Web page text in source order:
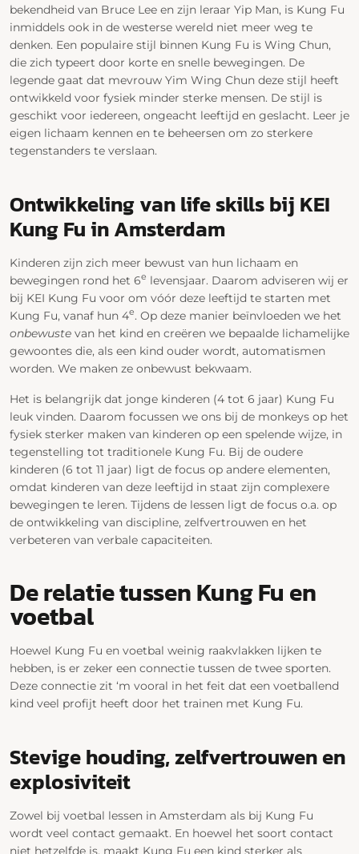
bekendheid van Bruce Lee en zijn leraar Yip Man, is Kung Fu
inmiddels ook in de westerse wereld niet meer weg te
denken. Een populaire stijl binnen Kung Fu is Wing Chun,
die zich typeert door korte en snelle bewegingen. De
legende gaat dat mevrouw Yim Wing Chun deze stijl heeft
ontwikkeld voor fysiek minder sterke mensen. De stijl is
geschikt voor iedereen, ongeacht leeftijd en geslacht. Leer je
eigen lichaam kennen en te beheersen om zo sterkere
tegenstanders te verslaan.
Ontwikkeling van life skills bij KEI
Kung Fu in Amsterdam
Kinderen zijn zich meer bewust van hun lichaam en
bewegingen rond het 6e levensjaar. Daarom adviseren wij er
bij KEI Kung Fu voor om vóór deze leeftijd te starten met
Kung Fu, vanaf hun 4e. Op deze manier beïnvloeden we het
onbewuste van het kind en creëren we bepaalde lichamelijke
gewoontes die, als een kind ouder wordt, automatismen
worden. We maken ze onbewust bekwaam.
Het is belangrijk dat jonge kinderen (4 tot 6 jaar) Kung Fu
leuk vinden. Daarom focussen we ons bij de monkeys op het
fysiek sterker maken van kinderen op een spelende wijze, in
tegenstelling tot traditionele Kung Fu. Bij de oudere
kinderen (6 tot 11 jaar) ligt de focus op andere elementen,
omdat kinderen van deze leeftijd in staat zijn complexere
bewegingen te leren. Tijdens de lessen ligt de focus o.a. op
de ontwikkeling van discipline, zelfvertrouwen en het
verbeteren van verbale capaciteiten.
De relatie tussen Kung Fu en
voetbal
Hoewel Kung Fu en voetbal weinig raakvlakken lijken te
hebben, is er zeker een connectie tussen de twee sporten.
Deze connectie zit ‘m vooral in het feit dat een voetballend
kind veel profijt heeft door het trainen met Kung Fu.
Stevige houding, zelfvertrouwen en
explosiviteit
Zowel bij voetbal lessen in Amsterdam als bij Kung Fu
wordt veel contact gemaakt. En hoewel het soort contact
niet hetzelfde is, maakt Kung Fu een kind sterker als